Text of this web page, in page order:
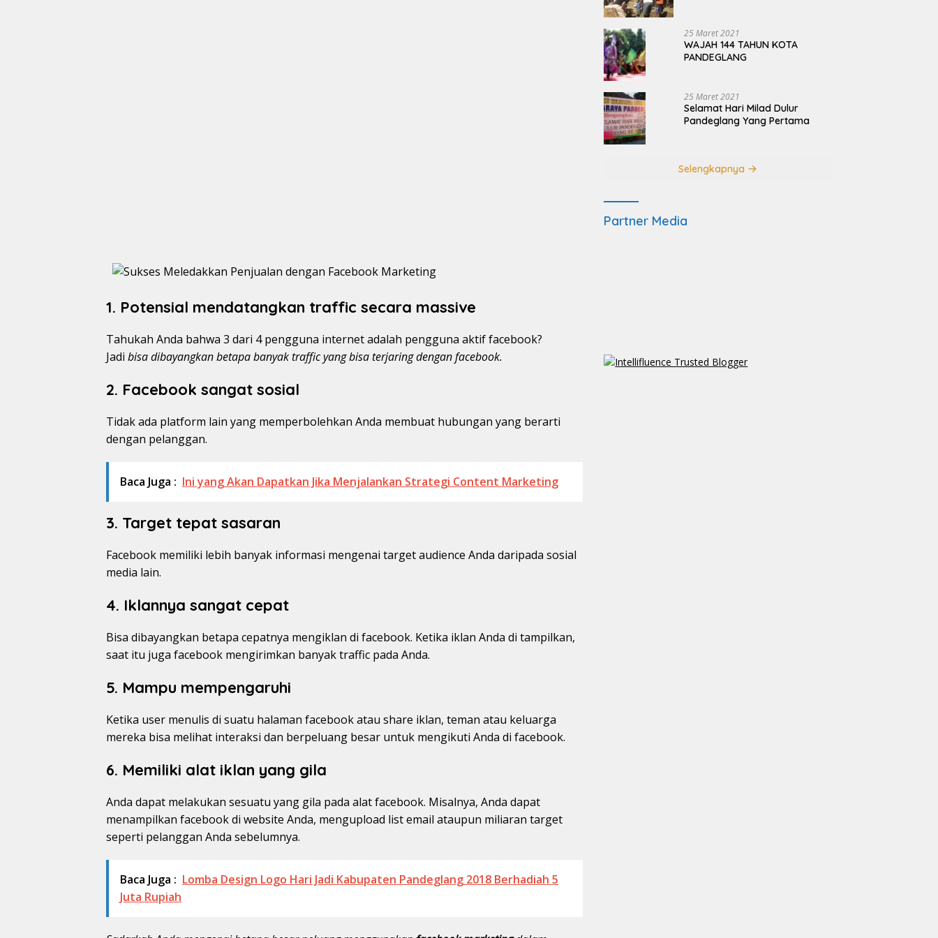
1. Potensial mendatangkan traffic secara massive
Tahukah Anda bahwa 3 dari 4 pengguna internet adalah pengguna aktif facebook?
Jadi bisa dibayangkan betapa banyak traffic yang bisa terjaring dengan facebook.
2. Facebook sangat sosial
Tidak ada platform lain yang memperbolehkan Anda membuat hubungan yang berarti
dengan pelanggan.
Baca Juga : Ini yang Akan Dapatkan Jika Menjalankan Strategi Content Marketing
3. Target tepat sasaran
Facebook memiliki lebih banyak informasi mengenai target audience Anda daripada sosial
media lain.
4. Iklannya sangat cepat
Bisa dibayangkan betapa cepatnya mengiklan di facebook. Ketika iklan Anda di tampilkan,
saat itu juga facebook mengirimkan banyak traffic pada Anda.
5. Mampu mempengaruhi
Ketika user menulis di suatu halaman facebook atau share iklan, teman atau keluarga
mereka bisa melihat interaksi dan berpeluang besar untuk mengikuti Anda di facebook.
6. Memiliki alat iklan yang gila
Anda dapat melakukan sesuatu yang gila pada alat facebook. Misalnya, Anda dapat
menampilkan facebook di website Anda, mengupload list email ataupun miliaran target
seperti pelanggan Anda sebelumnya.
Baca Juga : Lomba Design Logo Hari Jadi Kabupaten Pandeglang 2018 Berhadiah 5
Juta Rupiah
25 Maret 2021
WAJAH 144 TAHUN KOTA
PANDEGLANG
25 Maret 2021
Selamat Hari Milad Dulur
Pandeglang Yang Pertama
Selengkapnya
Partner Media